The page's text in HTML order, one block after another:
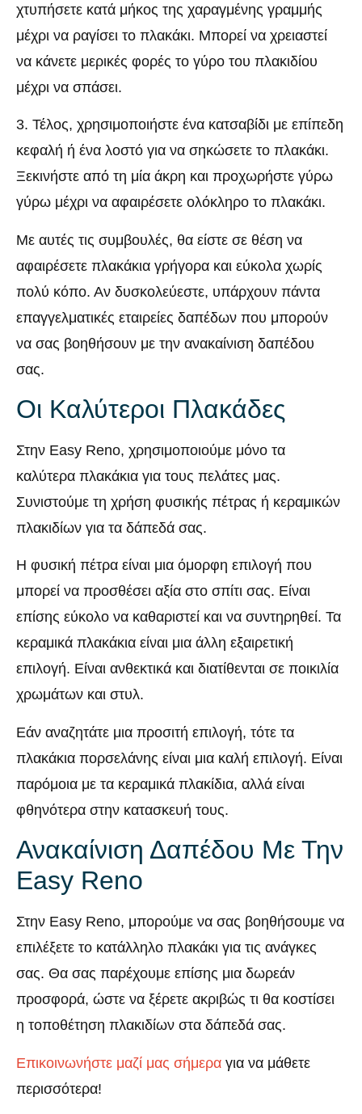
χτυπήσετε κατά μήκος της χαραγμένης γραμμής
μέχρι να ραγίσει το πλακάκι. Μπορεί να χρειαστεί
να κάνετε μερικές φορές το γύρο του πλακιδίου
μέχρι να σπάσει.
3. Τέλος, χρησιμοποιήστε ένα κατσαβίδι με επίπεδη
κεφαλή ή ένα λοστό για να σηκώσετε το πλακάκι.
Ξεκινήστε από τη μία άκρη και προχωρήστε γύρω
γύρω μέχρι να αφαιρέσετε ολόκληρο το πλακάκι.
Με αυτές τις συμβουλές, θα είστε σε θέση να
αφαιρέσετε πλακάκια γρήγορα και εύκολα χωρίς
πολύ κόπο. Αν δυσκολεύεστε, υπάρχουν πάντα
επαγγελματικές εταιρείες δαπέδων που μπορούν
να σας βοηθήσουν με την ανακαίνιση δαπέδου
σας.
Οι Καλύτεροι Πλακάδες
Στην Easy Reno, χρησιμοποιούμε μόνο τα
καλύτερα πλακάκια για τους πελάτες μας.
Συνιστούμε τη χρήση φυσικής πέτρας ή κεραμικών
πλακιδίων για τα δάπεδά σας.
Η φυσική πέτρα είναι μια όμορφη επιλογή που
μπορεί να προσθέσει αξία στο σπίτι σας. Είναι
επίσης εύκολο να καθαριστεί και να συντηρηθεί. Τα
κεραμικά πλακάκια είναι μια άλλη εξαιρετική
επιλογή. Είναι ανθεκτικά και διατίθενται σε ποικιλία
χρωμάτων και στυλ.
Εάν αναζητάτε μια προσιτή επιλογή, τότε τα
πλακάκια πορσελάνης είναι μια καλή επιλογή. Είναι
παρόμοια με τα κεραμικά πλακίδια, αλλά είναι
φθηνότερα στην κατασκευή τους.
Ανακαίνιση Δαπέδου Με Την
Easy Reno
Στην Easy Reno, μπορούμε να σας βοηθήσουμε να
επιλέξετε το κατάλληλο πλακάκι για τις ανάγκες
σας. Θα σας παρέχουμε επίσης μια δωρεάν
προσφορά, ώστε να ξέρετε ακριβώς τι θα κοστίσει
η τοποθέτηση πλακιδίων στα δάπεδά σας.
Επικοινωνήστε μαζί μας σήμερα για να μάθετε
περισσότερα!